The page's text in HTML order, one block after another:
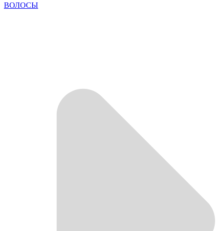
ВОЛОСЫ